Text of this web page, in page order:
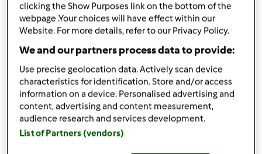
Partilhar receita
Ingredientes
Panquecas de Aveia e Banana
clicking the Show Purposes link on the bottom of the
webpage .Your choices will have effect within our
Website. For more details, refer to our Privacy Policy.
We and our partners process data to provide:
Use precise geolocation data. Actively scan device
characteristics for identification. Store and/or access
information on a device. Personalised advertising and
content, advertising and content measurement,
audience research and services development.
List of Partners (vendors)